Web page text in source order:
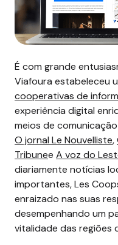
É com grande
Viafoura estabeleceu
cooperativas de
experiência digital
meios de
O jornal Le Nouvelliste,
Tribunee A voz do
diariamente notícias
importantes, Les
enraizado nas suas
desempenhando um
vitalidade das regiões